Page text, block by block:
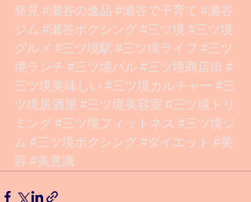
発見 #瀬谷の逸品 #瀬谷で子育て #瀬谷
ジム #瀬谷ボクシング #三ツ境 #三ツ境
グルメ #三ツ境駅 #三ツ境ライフ #三ツ
境ランチ #三ツ境バル #三ツ境商店街 #
三ツ境美味しい #三ツ境カルチャー #三
ツ境居酒屋 #三ツ境美容室 #三ツ境トリ
ミング #三ツ境フィットネス #三ツ境ジ
ム #三ツ境ボクシング #ダイエット #美
容 #美意識